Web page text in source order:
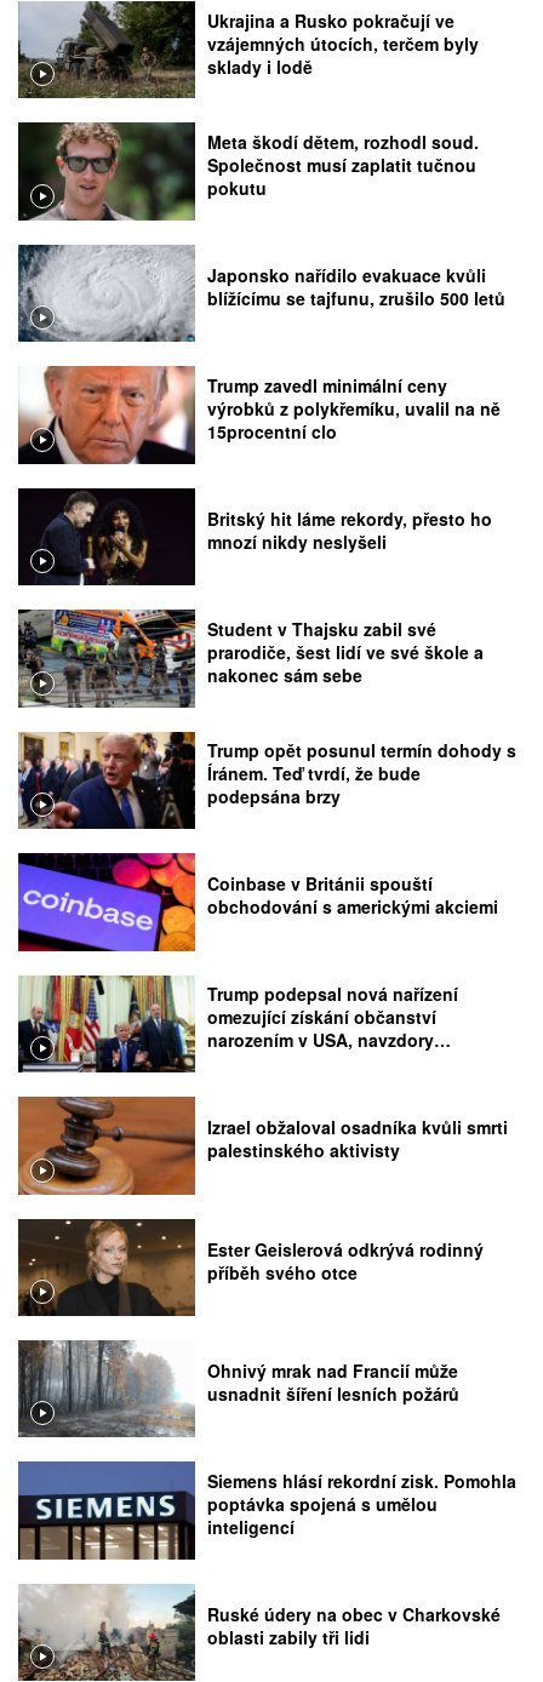
Ukrajina a Rusko pokračují ve
vzájemných útocích, terčem byly
sklady i lodě
Meta škodí dětem, rozhodl soud.
Společnost musí zaplatit tučnou
pokutu
Japonsko nařídilo evakuace kvůli
blížícímu se tajfunu, zrušilo 500 letů
Trump zavedl minimální ceny
výrobků z polykřemíku, uvalil na ně
15procentní clo
Britský hit láme rekordy, přesto ho
mnozí nikdy neslyšeli
Student v Thajsku zabil své
prarodiče, šest lidí ve své škole a
nakonec sám sebe
Trump opět posunul termín dohody s
Íránem. Teď tvrdí, že bude
podepsána brzy
Coinbase v Británii spouští
obchodování s americkými akciemi
Trump podepsal nová nařízení
omezující získání občanství
narozením v USA, navzdory
Izrael obžaloval osadníka kvůli smrti
palestinského aktivisty
Ester Geislerová odkrývá rodinný
příběh svého otce
Ohnivý mrak nad Francií může
usnadnit šíření lesních požárů
Siemens hlásí rekordní zisk. Pomohla
poptávka spojená s umělou
inteligencí
Ruské údery na obec v Charkovské
oblasti zabily tři lidi